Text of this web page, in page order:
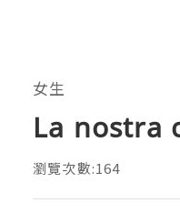
女生
La nostra
瀏覽次數:164